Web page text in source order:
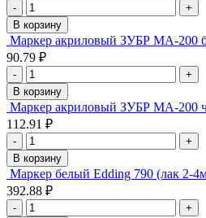
-
+
В корзину
Маркер акриловый ЗУБР МА-200
90.79 ₽
-
+
В корзину
Маркер акриловый ЗУБР МА-200
112.91 ₽
-
+
В корзину
Маркер белый Edding 790 (лак 2-
392.88 ₽
- +